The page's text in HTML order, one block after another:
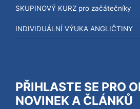
SKUPINOVÝ KURZ pro začátečníky
INDIVIDUÁLNÍ VÝUKA ANGLIČTINY
PŘIHLASTE SE PRO
NOVINEK A ČLÁNKŮ